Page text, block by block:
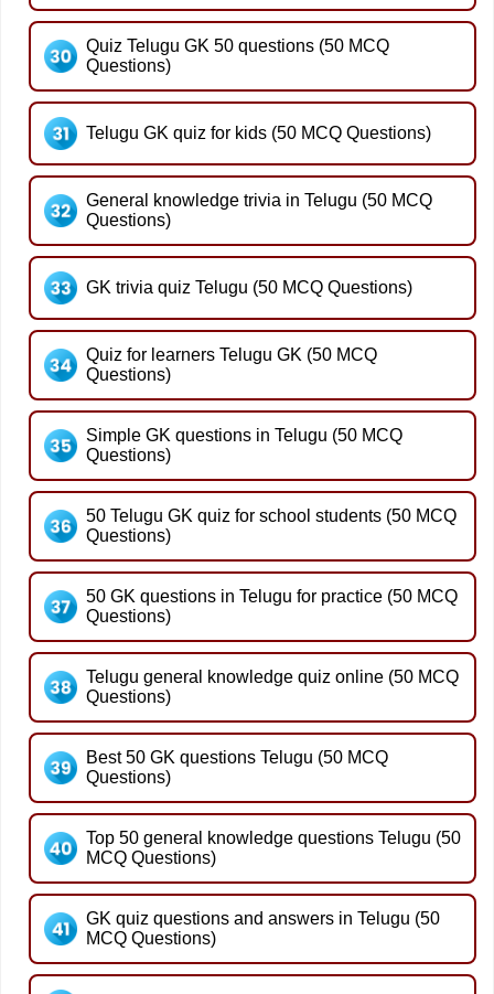
Quiz Telugu GK 50 questions (50 MCQ
Questions)
Telugu GK quiz for kids (50 MCQ Questions)
General knowledge trivia in Telugu (50 MCQ
Questions)
GK trivia quiz Telugu (50 MCQ Questions)
Quiz for learners Telugu GK (50 MCQ
Questions)
Simple GK questions in Telugu (50 MCQ
Questions)
50 Telugu GK quiz for school students (50 MCQ
Questions)
50 GK questions in Telugu for practice (50 MCQ
Questions)
Telugu general knowledge quiz online (50 MCQ
Questions)
Best 50 GK questions Telugu (50 MCQ
Questions)
Top 50 general knowledge questions Telugu (50
MCQ Questions)
GK quiz questions and answers in Telugu (50
MCQ Questions)